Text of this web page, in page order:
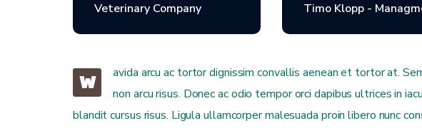
Veterinary Company
Timo Klopp -
W
avida arcu ac tortor dignissim convallis aenean et tortor at.
non arcu risus. Donec ac odio tempor orci dapibus ultrices in
blandit cursus risus. Ligula ullamcorper malesuada proin libero nunc